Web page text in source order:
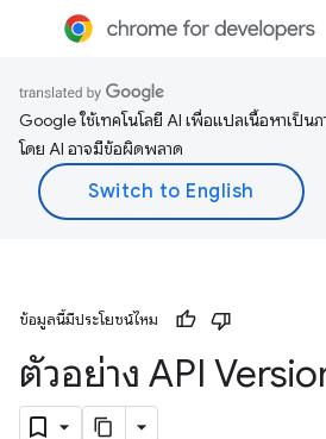
Google ใช้เทคโนโลยี AI เพื่อแปลเนื้อหาเป็
โดย AI อาจมีข้อผิดพลาด
ข้อมูลนี้มีประโยชน์ไหม
ตัวอย่าง API